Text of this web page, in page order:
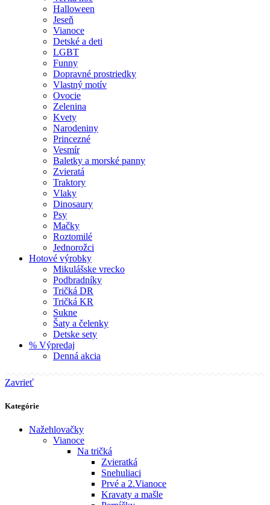
Halloween
Jeseň
Vianoce
Detské a deti
LGBT
Funny
Dopravné prostriedky
Vlastný motív
Ovocie
Zelenina
Kvety
Narodeniny
Princezné
Vesmír
Baletky a morské panny
Zvieratá
Traktory
Vlaky
Dinosaury
Psy
Mačky
Roztomilé
Jednorožci
Hotové výrobky
Mikulášske vrecko
Podbradníky
Tričká DR
Tričká KR
Sukne
Šaty a čelenky
Detske sety
% Výpredaj
Denná akcia
Zavrieť
Kategórie
Nažehlovačky
Vianoce
Na tričká
Zvieratká
Snehuliaci
Prvé a 2.Vianoce
Kravaty a mašle